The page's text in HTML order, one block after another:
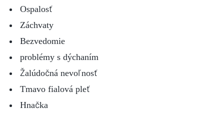
Ospalosť
Záchvaty
Bezvedomie
problémy s dýchaním
Žalúdočná nevoľnosť
Tmavo fialová pleť
Hnačka